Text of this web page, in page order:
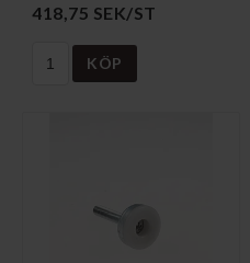
418,75 SEK/ST
KÖP